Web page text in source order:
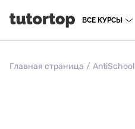
ВСЕ КУРСЫ
Главная страница / AntiSchool